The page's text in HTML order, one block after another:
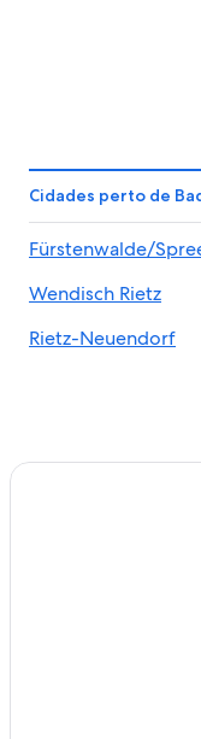
Cidades perto de
Fürstenwalde/
Wendisch Rietz
Rietz-Neuendorf